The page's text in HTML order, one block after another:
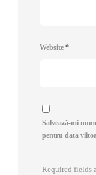
Website *
Salvează-mi
pentru data
Required fields